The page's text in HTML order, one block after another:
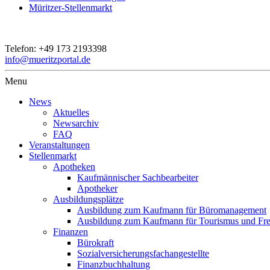
Müritzer-Stellenmarkt
Telefon: +49 173 2193398
info@mueritzportal.de
Menu
News
Aktuelles
Newsarchiv
FAQ
Veranstaltungen
Stellenmarkt
Apotheken
Kaufmännischer Sachbearbeiter
Apotheker
Ausbildungsplätze
Ausbildung zum Kaufmann für Büromanagement
Ausbildung zum Kaufmann für Tourismus und
Finanzen
Bürokraft
Sozialversicherungsfachangestellte
Finanzbuchhaltung